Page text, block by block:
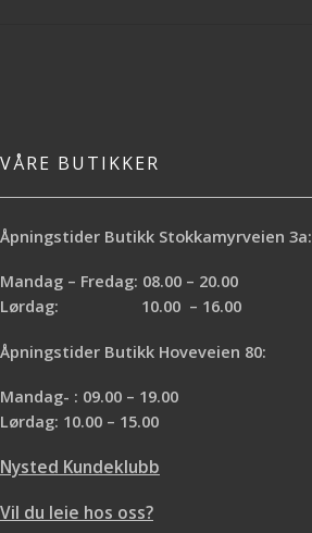
VÅRE BUTIKKER
Åpningstider Butikk Stokkamyrveien 3a:
Mandag – Fredag: 08.00 – 20.00
Lørdag: 10.00 – 16.00
Åpningstider Butikk Hoveveien 80:
Mandag- : 09.00 – 19.00
Lørdag: 10.00 – 15.00
Nysted Kundeklubb
Vil du leie hos oss?